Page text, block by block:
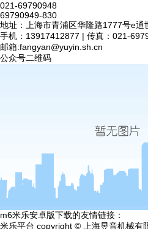
021-69790948
69790949-830
地址：上海市青浦区华隆路1777号e通
手机：13917412877 | 传真：021-
邮箱:fangyan@yuyin.sh.cn
公众号二维码
m6米乐安卓版下载的友情链接：
米乐平台 copyright © 上海昱音机械有